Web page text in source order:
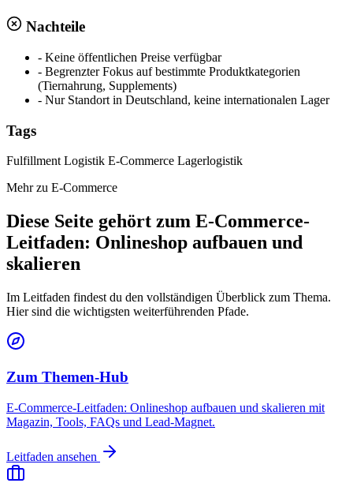
Nachteile
- Keine öffentlichen Preise verfügbar
- Begrenzter Fokus auf bestimmte Produktkategorien
(Tiernahrung, Supplements)
- Nur Standort in Deutschland, keine internationalen Lager
Tags
Fulfillment Logistik E-Commerce Lagerlogistik
Mehr zu E-Commerce
Diese Seite gehört zum E-Commerce-
Leitfaden: Onlineshop aufbauen und
skalieren
Im Leitfaden findest du den vollständigen Überblick zum Thema.
Hier sind die wichtigsten weiterführenden Pfade.
Zum Themen-Hub
E-Commerce-Leitfaden: Onlineshop aufbauen und skalieren mit
Magazin, Tools, FAQs und Lead-Magnet.
Leitfaden ansehen